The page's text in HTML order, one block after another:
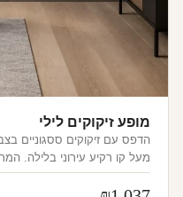
מופע זיקוקים לילי
הדפס עם זיקוקים ססגוניים
מעל קו רקיע עירוני בלילה.